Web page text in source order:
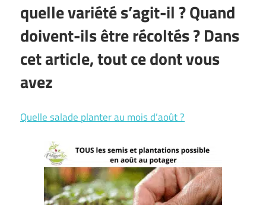
quelle variété s’agit-il ? Quand
doivent-ils être récoltés ? Dans
cet article, tout ce dont vous
avez
Quelle salade planter au mois d’août ?